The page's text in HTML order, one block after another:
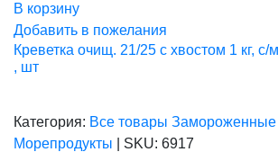
В корзину
Добавить в пожелания
Креветка очищ. 21/25 с хвостом 1 кг,
, шт
Категория: Все товары Замороженные
Морепродукты
SKU: 6917